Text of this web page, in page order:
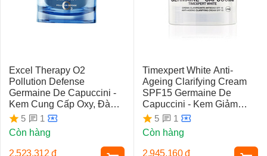
Excel Therapy O2
Pollution Defense
Germaine De Capuccini -
Kem Cung Cấp Oxy, Đào
Thải Độc Tố
5
1
Còn hàng
2.523.312 đ
Timexpert White Anti-
Ageing Clarifying Cream
SPF15 Germaine De
Capuccini - Kem Giảm
Nám Chuyên Sâu
5
1
Còn hàng
2.945.160 đ